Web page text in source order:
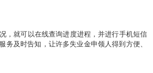
，就可以在线查询进度进程，并进行手机短信
务及时告知，让许多失业金申领人得到方便、